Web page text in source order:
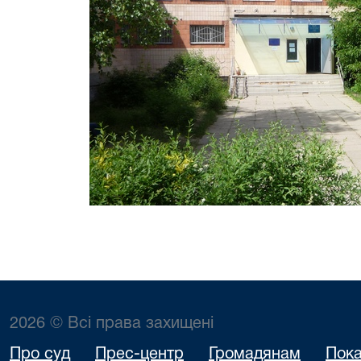
2026 © Всі права захищені
Про суд Прес-центр Громадянам